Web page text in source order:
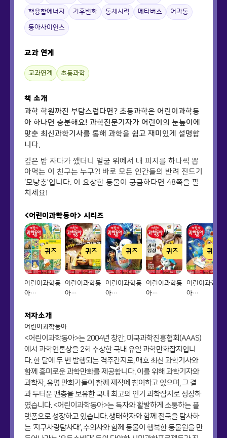
핵융합에너지 기후변화 동체시력 메타버스 어과동
동아사이언스
교과 연계
교과연계 초등과학
책 소개
과학 학원까진 부담스럽다면? 초등과학은 어린이과학동
아 하나면 충분해요! 과학전문기자가 어린이의 눈높이에
맞춘 최신과학기사를 통해 과학을 쉽고 재미있게 설명합
니다.
깊은 밤 자다가 깼더니 얼굴 위에서 내 피지를 하나씩 뽑
아먹는 이 친구는 누구?! 바로 모든 인간들의 반려 진드기
‘모낭충’입니다. 이 요상한 동물이 궁금하다면 48쪽을 펼
치세요!
<어린이과학동아> 시리즈
퀴즈
어린이과학동
아
퀴즈
어린이과학동
아
퀴즈
어린이과학동
아
퀴즈
어린이과학동
아
퀴즈
어린이과학동
아
저자소개
어린이과학동아
<어린이과학동아>는 2004년 창간, 미국과학진흥협회(AAAS)
에서 과학언론상을 2회 수상한 국내 유일 과학만화잡지입니
다. 한 달에 두 번 발행되는 격주간지로, 매호 최신 과학기사와
함께 흥미로운 과학만화를 제공합니다. 이를 위해 과학기자와
과학자, 유명 만화가들이 함께 제작에 참여하고 있으며, 그 결
과 두터운 팬층을 보유한 국내 최고의 인기 과학잡지로 성장하
였습니다. <어린이과학동아>는 독자와 활발하게 소통하는 플
랫폼으로 성장하고 있습니다. 생태학자와 함께 전국을 탐사하
는 ‘지구사랑탐사대’, 수의사와 함께 동물이 행복한 동물원을 만